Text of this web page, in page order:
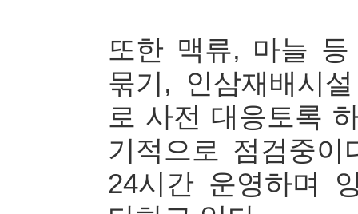
또한 맥류, 마늘
묶기, 인삼재배시
로 사전 대응토록
기적으로 점검중
24시간 운영하며